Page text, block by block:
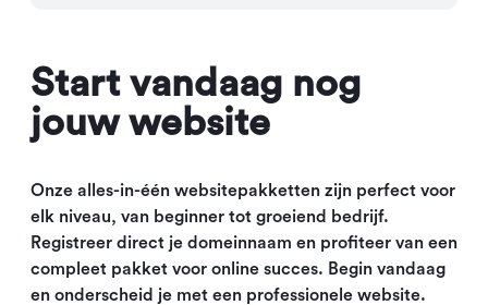
Start vandaag nog
jouw website
Onze alles-in-één websitepakketten zijn perfect voor
elk niveau, van beginner tot groeiend bedrijf.
Registreer direct je domeinnaam en profiteer van een
compleet pakket voor online succes. Begin vandaag
en onderscheid je met een professionele website.